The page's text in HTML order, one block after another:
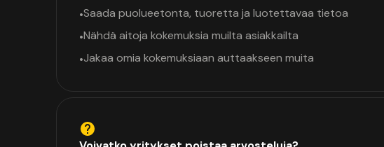
•Saada puolueetonta, tuoretta ja luotettavaa tietoa
•Nähdä aitoja kokemuksia muilta asiakkailta
•Jakaa omia kokemuksiaan auttaakseen muita